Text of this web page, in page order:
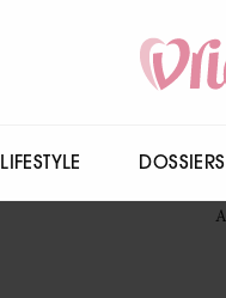
LIFESTYLE DOSSIERS